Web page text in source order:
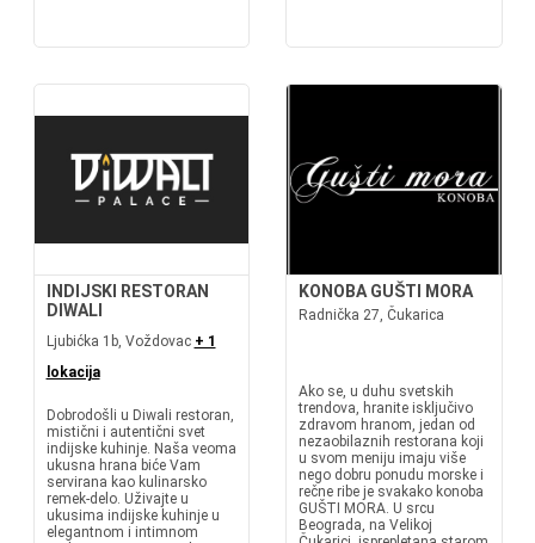
INDIJSKI RESTORAN
DIWALI
Ljubićka 1b, Voždovac + 1
lokacija
Dobrodošli u Diwali restoran,
mistični i autentični svet
indijske kuhinje. Naša veoma
ukusna hrana biće Vam
servirana kao kulinarsko
remek-delo. Uživajte u
ukusima indijske kuhinje u
elegantnom i intimnom
KONOBA GUŠTI MORA
Radnička 27, Čukarica
Ako se, u duhu svetskih
trendova, hranite isključivo
zdravom hranom, jedan od
nezaobilaznih restorana koji
u svom meniju imaju više
nego dobru ponudu morske i
rečne ribe je svakako konoba
GUŠTI MORA. U srcu
Beograda, na Velikoj